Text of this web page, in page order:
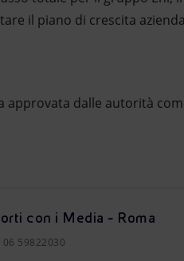
il piano di crescita
approvata dalle autorità
con i Media - Roma
06 59822030